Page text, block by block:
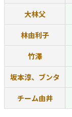
大林父
林由利子
竹澤
坂本淳、ブンタ
チーム由井